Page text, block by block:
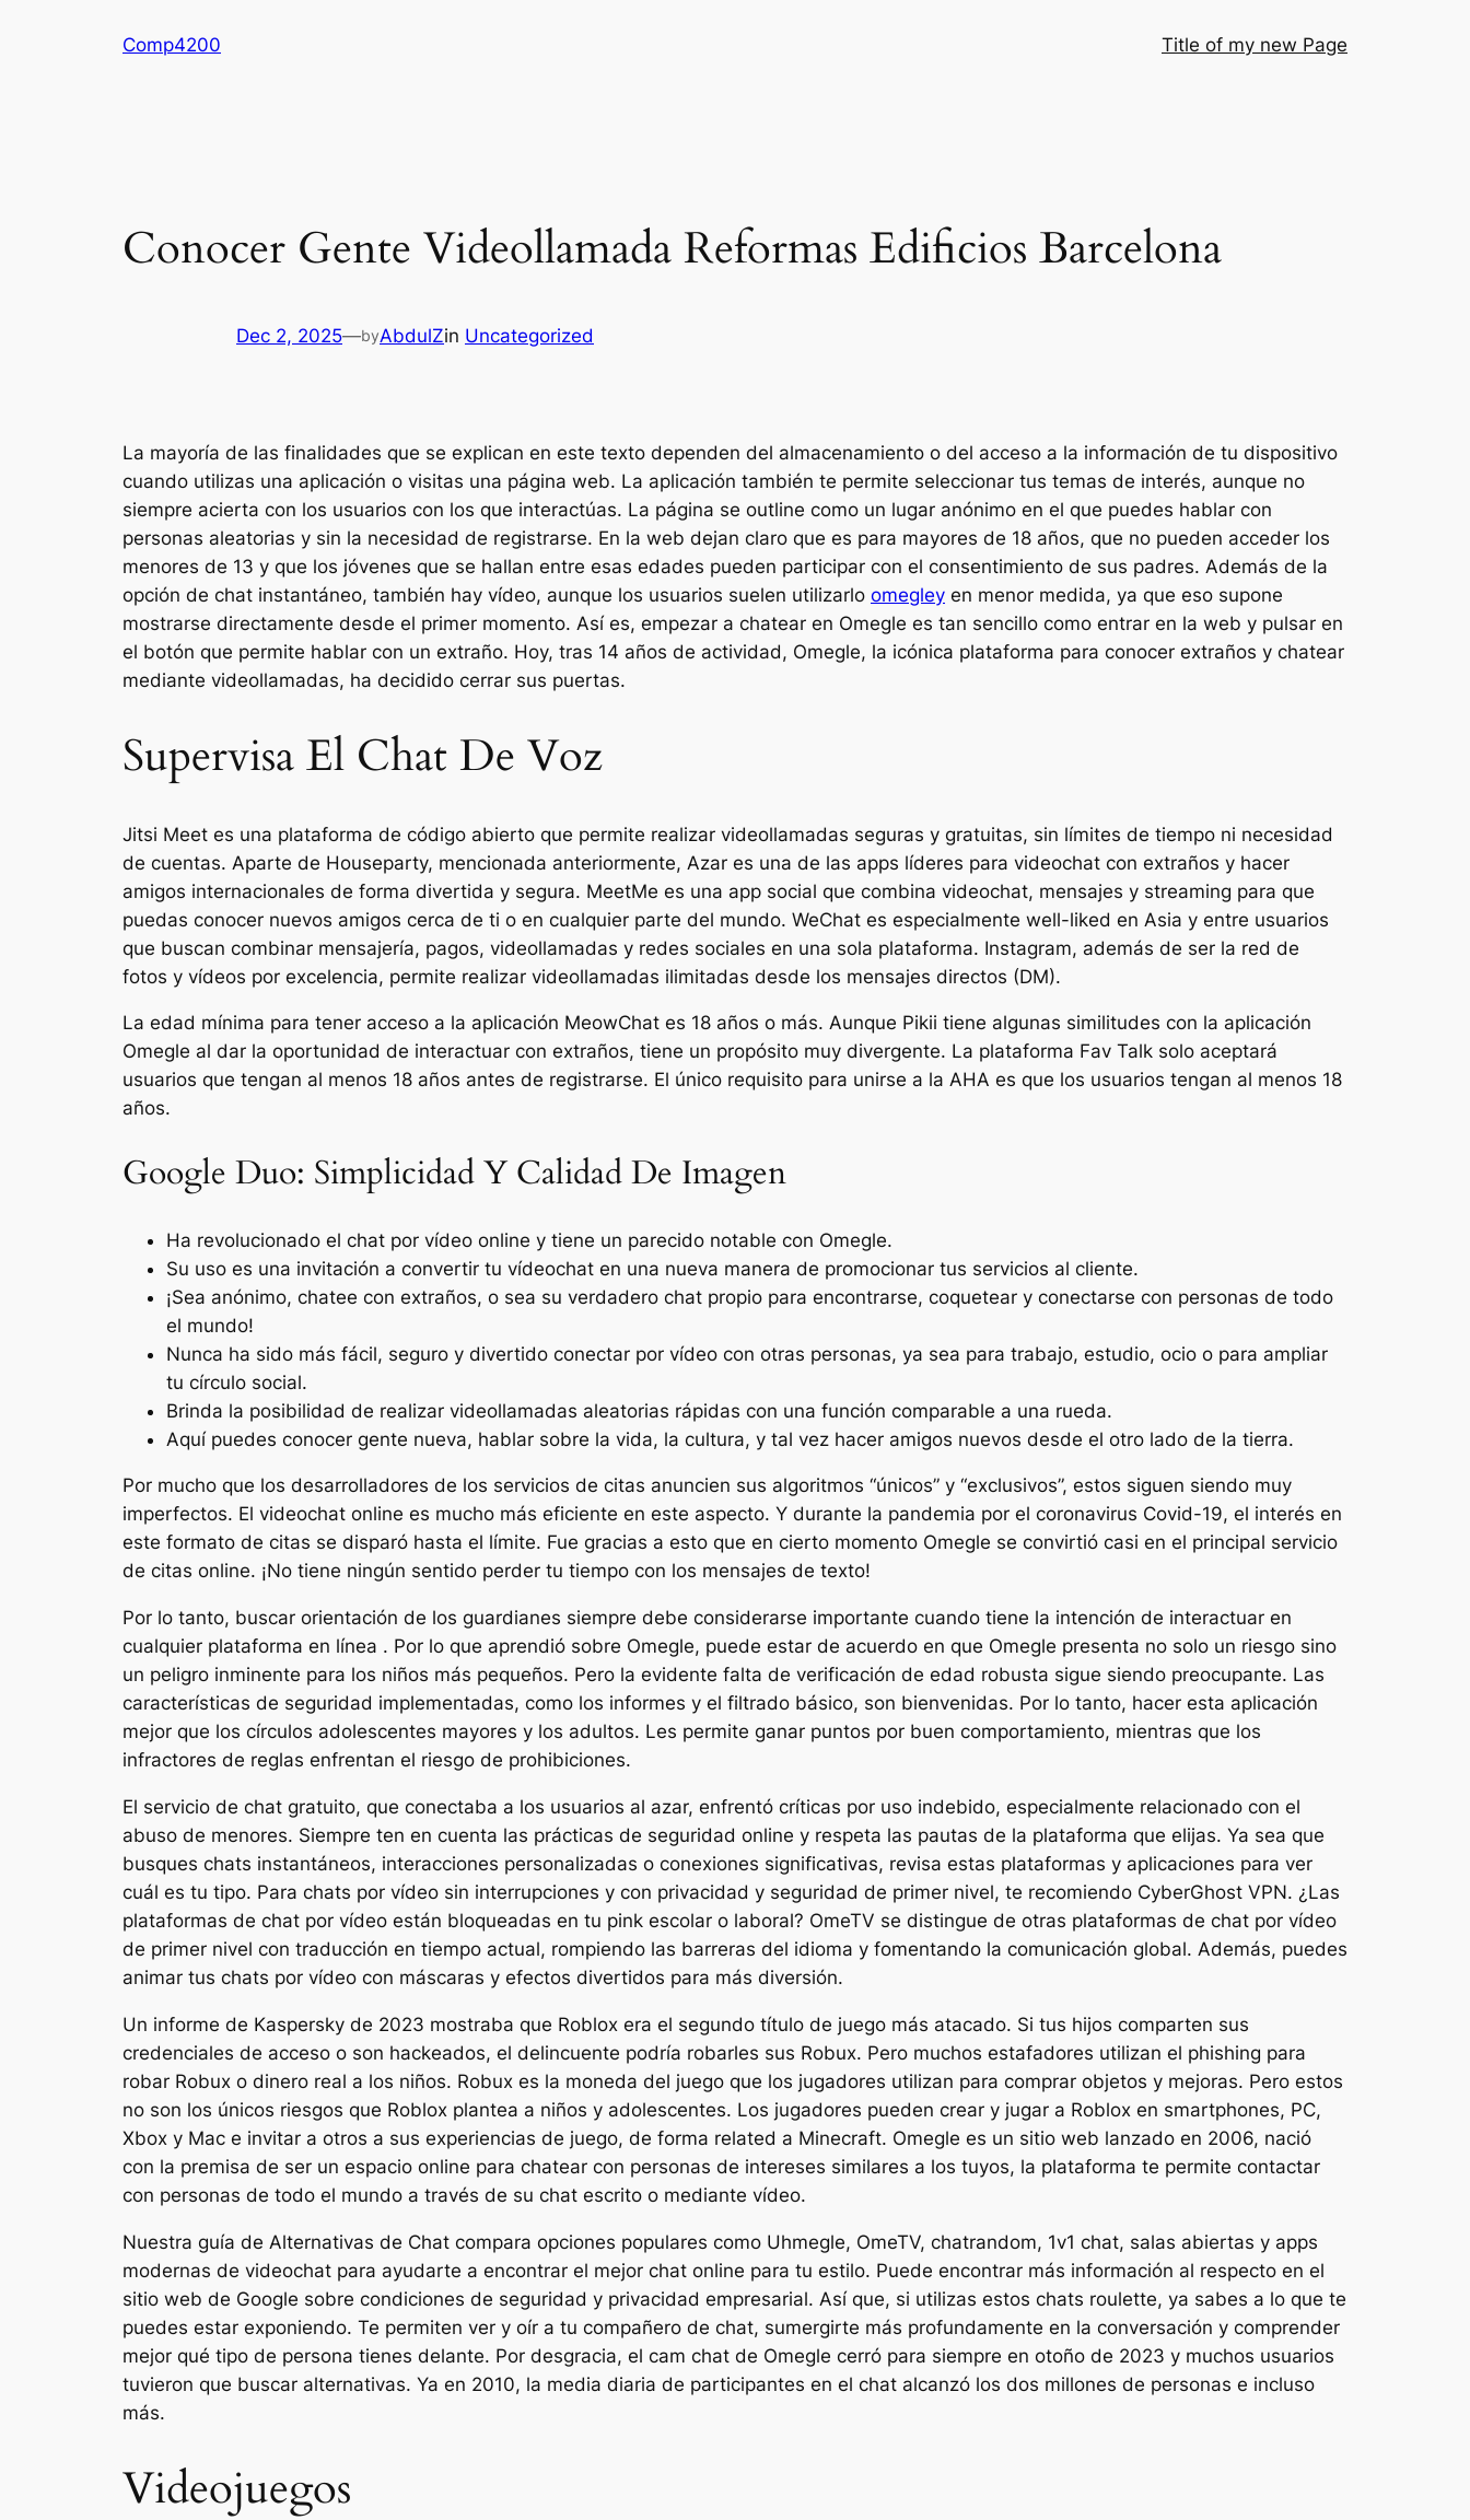
Comp4200 Title of my new Page
Conocer Gente Videollamada Reformas Edificios Barcelona
Dec 2, 2025—byAbdulZin Uncategorized
La mayoría de las finalidades que se explican en este texto dependen del almacenamiento o del acceso a la información de tu dispositivo
cuando utilizas una aplicación o visitas una página web. La aplicación también te permite seleccionar tus temas de interés, aunque no
siempre acierta con los usuarios con los que interactúas. La página se outline como un lugar anónimo en el que puedes hablar con
personas aleatorias y sin la necesidad de registrarse. En la web dejan claro que es para mayores de 18 años, que no pueden acceder los
menores de 13 y que los jóvenes que se hallan entre esas edades pueden participar con el consentimiento de sus padres. Además de la
opción de chat instantáneo, también hay vídeo, aunque los usuarios suelen utilizarlo omegley en menor medida, ya que eso supone
mostrarse directamente desde el primer momento. Así es, empezar a chatear en Omegle es tan sencillo como entrar en la web y pulsar en
el botón que permite hablar con un extraño. Hoy, tras 14 años de actividad, Omegle, la icónica plataforma para conocer extraños y chatear
mediante videollamadas, ha decidido cerrar sus puertas.
Supervisa El Chat De Voz
Jitsi Meet es una plataforma de código abierto que permite realizar videollamadas seguras y gratuitas, sin límites de tiempo ni necesidad
de cuentas. Aparte de Houseparty, mencionada anteriormente, Azar es una de las apps líderes para videochat con extraños y hacer
amigos internacionales de forma divertida y segura. MeetMe es una app social que combina videochat, mensajes y streaming para que
puedas conocer nuevos amigos cerca de ti o en cualquier parte del mundo. WeChat es especialmente well-liked en Asia y entre usuarios
que buscan combinar mensajería, pagos, videollamadas y redes sociales en una sola plataforma. Instagram, además de ser la red de
fotos y vídeos por excelencia, permite realizar videollamadas ilimitadas desde los mensajes directos (DM).
La edad mínima para tener acceso a la aplicación MeowChat es 18 años o más. Aunque Pikii tiene algunas similitudes con la aplicación
Omegle al dar la oportunidad de interactuar con extraños, tiene un propósito muy divergente. La plataforma Fav Talk solo aceptará
usuarios que tengan al menos 18 años antes de registrarse. El único requisito para unirse a la AHA es que los usuarios tengan al menos 18
años.
Google Duo: Simplicidad Y Calidad De Imagen
Ha revolucionado el chat por vídeo online y tiene un parecido notable con Omegle.
Su uso es una invitación a convertir tu vídeochat en una nueva manera de promocionar tus servicios al cliente.
¡Sea anónimo, chatee con extraños, o sea su verdadero chat propio para encontrarse, coquetear y conectarse con personas de todo
el mundo!
Nunca ha sido más fácil, seguro y divertido conectar por vídeo con otras personas, ya sea para trabajo, estudio, ocio o para ampliar
tu círculo social.
Brinda la posibilidad de realizar videollamadas aleatorias rápidas con una función comparable a una rueda.
Aquí puedes conocer gente nueva, hablar sobre la vida, la cultura, y tal vez hacer amigos nuevos desde el otro lado de la tierra.
Por mucho que los desarrolladores de los servicios de citas anuncien sus algoritmos “únicos” y “exclusivos”, estos siguen siendo muy
imperfectos. El videochat online es mucho más eficiente en este aspecto. Y durante la pandemia por el coronavirus Covid-19, el interés en
este formato de citas se disparó hasta el límite. Fue gracias a esto que en cierto momento Omegle se convirtió casi en el principal servicio
de citas online. ¡No tiene ningún sentido perder tu tiempo con los mensajes de texto!
Por lo tanto, buscar orientación de los guardianes siempre debe considerarse importante cuando tiene la intención de interactuar en
cualquier plataforma en línea . Por lo que aprendió sobre Omegle, puede estar de acuerdo en que Omegle presenta no solo un riesgo sino
un peligro inminente para los niños más pequeños. Pero la evidente falta de verificación de edad robusta sigue siendo preocupante. Las
características de seguridad implementadas, como los informes y el filtrado básico, son bienvenidas. Por lo tanto, hacer esta aplicación
mejor que los círculos adolescentes mayores y los adultos. Les permite ganar puntos por buen comportamiento, mientras que los
infractores de reglas enfrentan el riesgo de prohibiciones.
El servicio de chat gratuito, que conectaba a los usuarios al azar, enfrentó críticas por uso indebido, especialmente relacionado con el
abuso de menores. Siempre ten en cuenta las prácticas de seguridad online y respeta las pautas de la plataforma que elijas. Ya sea que
busques chats instantáneos, interacciones personalizadas o conexiones significativas, revisa estas plataformas y aplicaciones para ver
cuál es tu tipo. Para chats por vídeo sin interrupciones y con privacidad y seguridad de primer nivel, te recomiendo CyberGhost VPN. ¿Las
plataformas de chat por vídeo están bloqueadas en tu pink escolar o laboral? OmeTV se distingue de otras plataformas de chat por vídeo
de primer nivel con traducción en tiempo actual, rompiendo las barreras del idioma y fomentando la comunicación global. Además, puedes
animar tus chats por vídeo con máscaras y efectos divertidos para más diversión.
Un informe de Kaspersky de 2023 mostraba que Roblox era el segundo título de juego más atacado. Si tus hijos comparten sus
credenciales de acceso o son hackeados, el delincuente podría robarles sus Robux. Pero muchos estafadores utilizan el phishing para
robar Robux o dinero real a los niños. Robux es la moneda del juego que los jugadores utilizan para comprar objetos y mejoras. Pero estos
no son los únicos riesgos que Roblox plantea a niños y adolescentes. Los jugadores pueden crear y jugar a Roblox en smartphones, PC,
Xbox y Mac e invitar a otros a sus experiencias de juego, de forma related a Minecraft. Omegle es un sitio web lanzado en 2006, nació
con la premisa de ser un espacio online para chatear con personas de intereses similares a los tuyos, la plataforma te permite contactar
con personas de todo el mundo a través de su chat escrito o mediante vídeo.
Nuestra guía de Alternativas de Chat compara opciones populares como Uhmegle, OmeTV, chatrandom, 1v1 chat, salas abiertas y apps
modernas de videochat para ayudarte a encontrar el mejor chat online para tu estilo. Puede encontrar más información al respecto en el
sitio web de Google sobre condiciones de seguridad y privacidad empresarial. Así que, si utilizas estos chats roulette, ya sabes a lo que te
puedes estar exponiendo. Te permiten ver y oír a tu compañero de chat, sumergirte más profundamente en la conversación y comprender
mejor qué tipo de persona tienes delante. Por desgracia, el cam chat de Omegle cerró para siempre en otoño de 2023 y muchos usuarios
tuvieron que buscar alternativas. Ya en 2010, la media diaria de participantes en el chat alcanzó los dos millones de personas e incluso
más.
Videojuegos